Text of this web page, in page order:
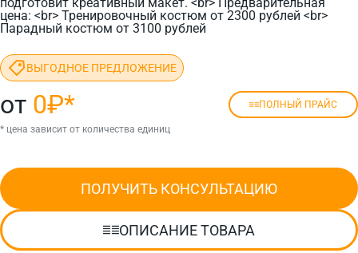
цена: <br> Тренировочный костюм от 2300 рублей <br>
Парадный костюм от 3100 рублей
ВЫГОДНОЕ ПРЕДЛОЖЕНИЕ
от 0₽* ПОЛНЫЙ ПРАЙС
* цена зависит от количества единиц
ПОЛУЧИТЬ КОНСУЛЬТАЦИЮ
ОПИСАНИЕ ТОВАРА